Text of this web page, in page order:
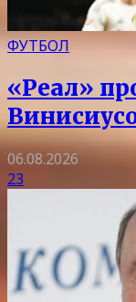
ФУТБОЛ
«Реал»
06.08.2026
23